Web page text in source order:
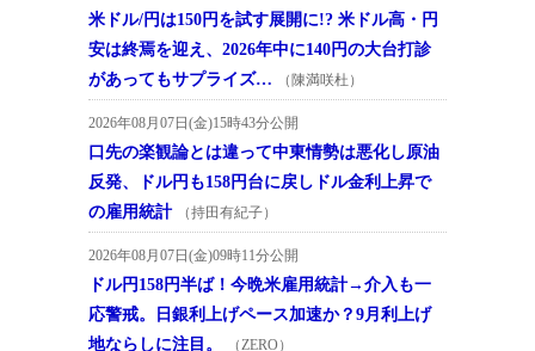
米ドル/円は150円を試す展開に!? 米ドル高・円
安は終焉を迎え、2026年中に140円の大台打診
があってもサプライズ…
（陳満咲杜）
2026年08月07日(金)15時43分公開
口先の楽観論とは違って中東情勢は悪化し原油
反発、ドル円も158円台に戻しドル金利上昇で
の雇用統計
（持田有紀子）
2026年08月07日(金)09時11分公開
ドル円158円半ば！今晩米雇用統計→介入も一
応警戒。日銀利上げペース加速か？9月利上げ
地ならしに注目。
（ZERO）